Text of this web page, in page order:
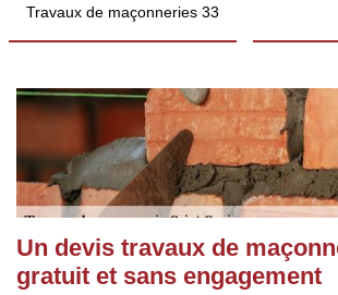
Travaux de maçonneries 33
Un devis travaux de
gratuit et sans engagement